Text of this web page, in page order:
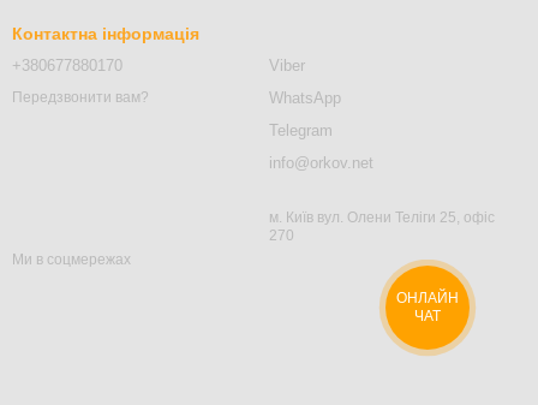
Контактна інформація
+380677880170
Передзвонити вам?
Viber
WhatsApp
Telegram
info@orkov.net
м. Київ вул. Олени Теліги 25, офіс
270
Ми в соцмережах
ОНЛАЙН
ЧАТ